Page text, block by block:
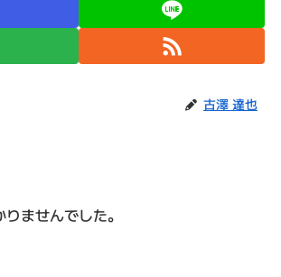
古澤 達也
ませんでした。